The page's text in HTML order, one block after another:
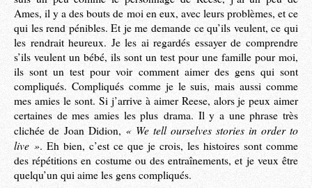
Ames, il y a des bouts de moi en eux, avec leurs problèmes, et ce
qui les rend pénibles. Et je me demande ce qu’ils veulent, ce qui
les rendrait heureux. Je les ai regardés essayer de comprendre
s’ils veulent un bébé, ils sont un test pour une famille pour moi,
ils sont un test pour voir comment aimer des gens qui sont
compliqués. Compliqués comme je le suis, mais aussi comme
mes amies le sont. Si j’arrive à aimer Reese, alors je peux aimer
certaines de mes amies les plus drama. Il y a une phrase très
clichée de Joan Didion, « We tell ourselves stories in order to
live ». Eh bien, c’est ce que je crois, les histoires sont comme
des répétitions en costume ou des entraînements, et je veux être
quelqu’un qui aime les gens compliqués.